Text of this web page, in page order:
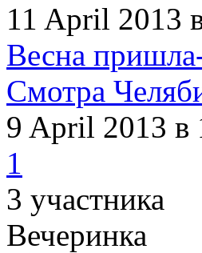
11 April 2013
Весна
Смотра
9 April 2013 в
1
3 участника
Вечеринка